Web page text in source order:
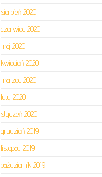
sierpień 2020
czerwiec 2020
maj 2020
kwiecień 2020
marzec 2020
luty 2020
styczeń 2020
grudzień 2019
listopad 2019
październik 2019